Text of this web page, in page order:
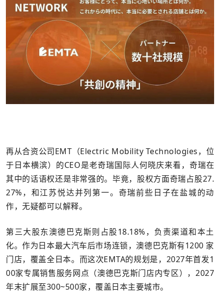
再从合资公司EMT（Electric Mobility Technologies，位
于日本横滨）的CEO是老奇瑞国际人何晓庆来看，奇瑞在
其中的话语权还是非常强的。毕竟，股权方面奇瑞占股27.
27%，和江苏悦达并列第一。奇瑞前些日子在盐城的动
作，无疑都可以解释。
第三大股东澳德巴克斯则占股18.18%，负责渠道和本土
化。作为日本最大汽车后市场连锁，澳德巴克斯有1200 家
门店，覆盖全日本。而这次EMTA的规划是，2027年首发1
00家专属销售服务网点（澳德巴克斯门店内专区），2027
年末扩展至300~500家，覆盖日本主要城市。